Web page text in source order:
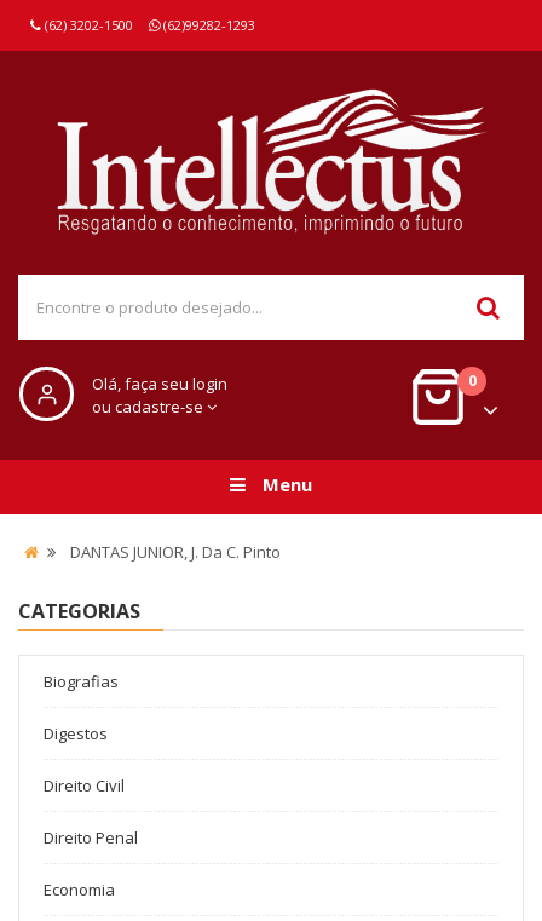
(62) 3202-1500 (62)99282-1293
Olá, faça seu login
ou cadastre-se
0
Menu
DANTAS JUNIOR, J. Da C. Pinto
CATEGORIAS
Biografias
Digestos
Direito Civil
Direito Penal
Economia